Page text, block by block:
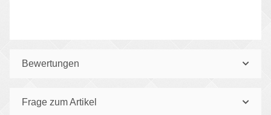
Bewertungen
Frage zum Artikel